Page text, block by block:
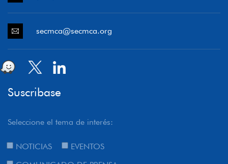
secmca@secmca.org
Suscribase
Seleccione el tema de interés:
NOTICIAS
EVENTOS